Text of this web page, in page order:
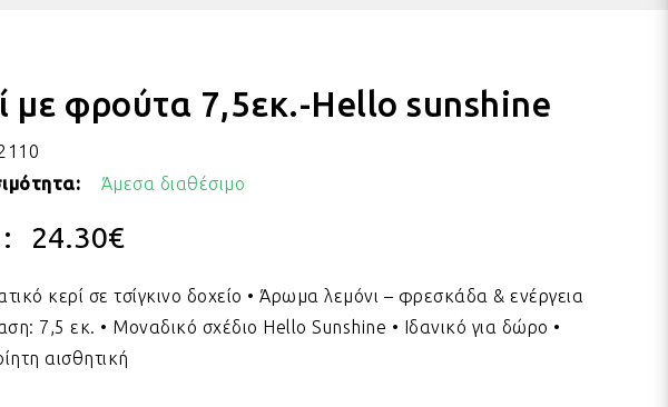
με φρούτα 7,5εκ.-Hello sunshine
Άμεσα διαθέσιμο
24.30€
κερί σε τσίγκινο δοχείο • Άρωμα λεμόνι – φρεσκάδα & ενέργεια
7,5 εκ. • Μοναδικό σχέδιο Hello Sunshine • Ιδανικό για δώρο •
αισθητική